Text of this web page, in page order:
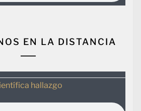
EN LA DISTANCIA
hallazgo